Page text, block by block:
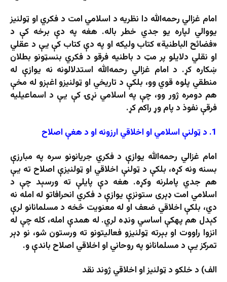
امام غزالي رحمه‌الله دا نظریه د اسلامي امت د فکري او ټولنیز
یووالي لپاره یو جدي خطر باله. هغه په دې برخه کې د
«فضائح الباطنية» کتاب ولیکه او په دې کتاب کې یې د عقلي
او نقلي دلایلو پر مټ د باطنيه فرقو د فکري بنسټونو بطلان
ښکاره کړ. د امام غزالي رحمه‌الله استدلالونه نه یوازې له
منطقي پلوه قوي وو، بلکې د تاریخي او ټولنیزو اغېزو له مخې
هم دومره ژور وو، چې په اسلامي نړۍ کې یې د اسماعيليه
فرقې نفوذ د پام وړ راکم کړ.
1. د ټولنې اسلامي او اخلاقي ارزونه او د هغې اصلاح
امام غزالي رحمه‌الله یوازې د فکري جریانونو سره په مبارزې
بسنه ونه کړه، بلکې د ټولنې اخلاقي او ټولنیزې اصلاح ته یې
هم جدي پاملرنه وکړه. هغه دې پایلې ته ورسېد چې د
اسلامي امت ډېری ستونزې یوازې د فکري انحرافاتو له امله نه
دي، بلکې اخلاقي ضعف او له معنویت څخه د مسلمانانو لرې
کېدل هم پهکې اساسي ونډه لري. له همدې امله، کله چې له
انزوا راووت او بېرته ټولنیزو فعالیتونو ته ورستون شو، نو ډېر
تمرکز یې د مسلمانانو په روحاني او اخلاقي اصلاح باندې و.
الف) د خلکو د ټولنیز او اخلاقي ژوند نقد